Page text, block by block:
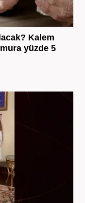
Kalem
yüzde 5